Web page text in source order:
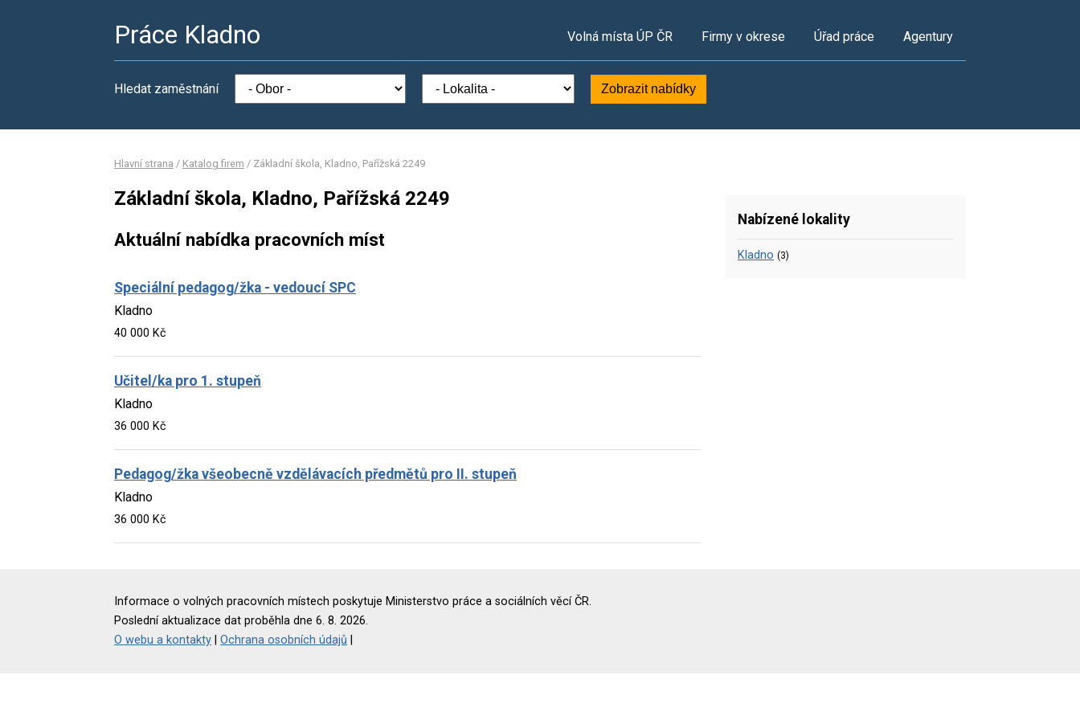
Práce Kladno Volná místa ÚP ČR Firmy v okrese Úřad práce Agentury
Hledat zaměstnání Zobrazit nabídky
Hlavní strana / Katalog firem / Základní škola, Kladno, Pařížská 2249
Základní škola, Kladno, Pařížská 2249
Aktuální nabídka pracovních míst
Speciální pedagog/žka - vedoucí SPC
Kladno
40 000 Kč
Učitel/ka pro 1. stupeň
Kladno
36 000 Kč
Pedagog/žka všeobecně vzdělávacích předmětů pro II. stupeň
Kladno
36 000 Kč
Nabízené lokality
Kladno (3)
Informace o volných pracovních místech poskytuje Ministerstvo práce a sociálních věcí ČR.
Poslední aktualizace dat proběhla dne 6. 8. 2026.
O webu a kontakty
Ochrana osobních údajů